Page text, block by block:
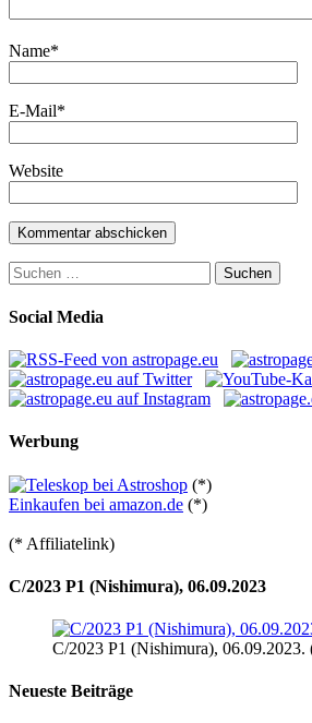
Name*
E-Mail*
Website
Suchen
nach:
Social Media
Werbung
(*)
Einkaufen bei amazon.de (*)
(* Affiliatelink)
C/2023 P1 (Nishimura), 06.09.2023
C/2023 P1 (Nishimura), 06.09.2023.
Neueste Beiträge